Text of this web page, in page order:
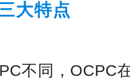
大特点
不同，OCPC